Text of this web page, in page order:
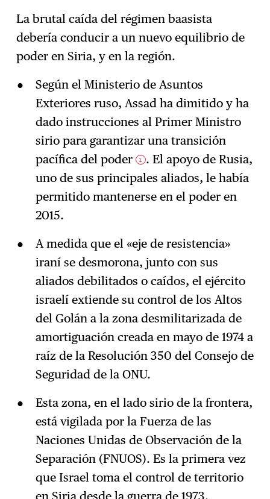
La brutal caída del régimen baasista
debería conducir a un nuevo equilibrio de
poder en Siria, y en la región.
Según el Ministerio de Asuntos
Exteriores ruso, Assad ha dimitido y ha
dado instrucciones al Primer Ministro
sirio para garantizar una transición
pacífica del poder
1 . El apoyo de Rusia,
uno de sus principales aliados, le había
permitido mantenerse en el poder en
2015.
A medida que el «eje de resistencia»
iraní se desmorona, junto con sus
aliados debilitados o caídos, el ejército
israelí extiende su control de los Altos
del Golán a la zona desmilitarizada de
amortiguación creada en mayo de 1974 a
raíz de la Resolución 350 del Consejo de
Seguridad de la ONU.
Esta zona, en el lado sirio de la frontera,
está vigilada por la Fuerza de las
Naciones Unidas de Observación de la
Separación (FNUOS). Es la primera vez
que Israel toma el control de territorio
en Siria desde la guerra de 1973.